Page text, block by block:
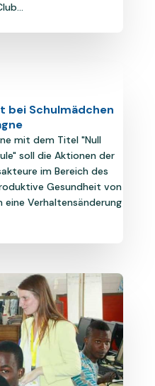
bei Schulmädchen
mit dem Titel "Null
soll die Aktionen der
im Bereich des
Gesundheit von
eine Verhaltensänderung